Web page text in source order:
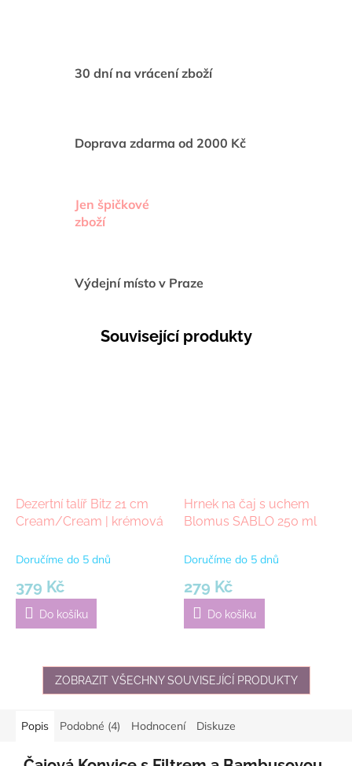
30 dní na vrácení zboží
Doprava zdarma od 2000 Kč
Jen špičkové
zboží
Výdejní místo v Praze
Související produkty
Dezertní talíř Bitz 21 cm
Cream/Cream | krémová
Doručíme do 5 dnů
379 Kč
Do košíku
Hrnek na čaj s uchem
Blomus SABLO 250 ml
Doručíme do 5 dnů
279 Kč
Do košíku
ZOBRAZIT VŠECHNY SOUVISEJÍCÍ PRODUKTY
Popis Podobné (4) Hodnocení Diskuze